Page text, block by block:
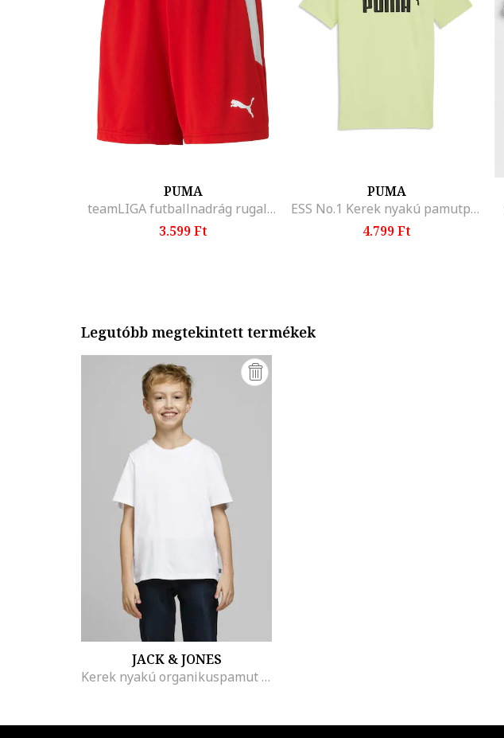
PUMA
teamLIGA futballnadrág rugalmas derékrésszel, Piros/Fehér
3.599 Ft
PUMA
ESS No.1 Kerek nyakú pamutpóló logómintával
4.799 Ft
Legutóbb megtekintett termékek
JACK & JONES
Kerek nyakú organikuspamut tartalmú póló, Fehér